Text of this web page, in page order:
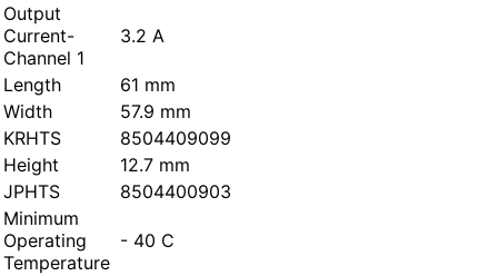
Output
Current-
Channel 1
3.2 A
Length
61 mm
Width
57.9 mm
KRHTS
8504409099
Height
12.7 mm
JPHTS
8504400903
Minimum
Operating
Temperature
- 40 C